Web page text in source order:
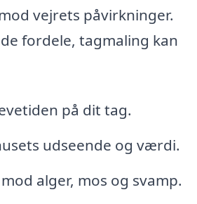
vejrets påvirkninger.
fordele, tagmaling kan
på dit tag.
udseende og værdi.
alger, mos og svamp.